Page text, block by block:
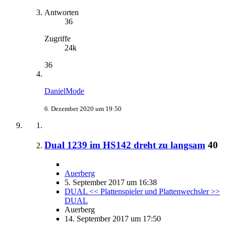
Antworten
36
Zugriffe
24k
36
DanielMode
6. Dezember 2020 um 19:50
Dual 1239 im HS142 dreht zu langsam 40
Auerberg
5. September 2017 um 16:38
DUAL << Plattenspieler und Plattenwechsler >>
DUAL
Auerberg
14. September 2017 um 17:50